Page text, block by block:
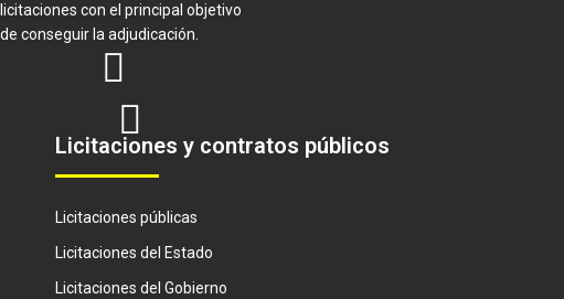
licitaciones con el principal objetivo
de conseguir la adjudicación.
Licitaciones y contratos públicos
Licitaciones públicas
Licitaciones del Estado
Licitaciones del Gobierno